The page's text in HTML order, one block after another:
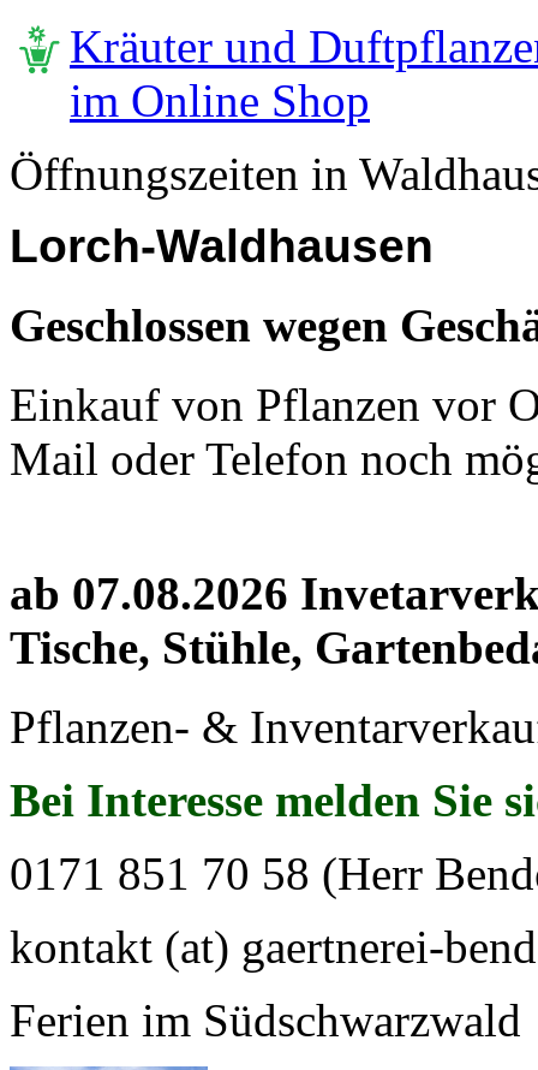
Kräuter und
im Online Shop
Öffnungszeiten in
Lorch-Waldhausen
Geschlossen wegen
Einkauf von Pflanzen vor
Mail oder Telefon noch
ab 07.08.2026
Tische, Stühle,
Pflanzen- &
Bei Interesse melden Sie
0171 851 70 58 (Herr
kontakt (at) gaertnerei-
Ferien im Südschwarzwald